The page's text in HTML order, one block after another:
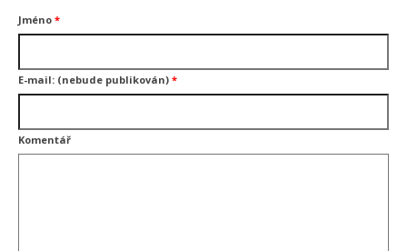
Jméno *
E-mail: (nebude publikován) *
Komentář